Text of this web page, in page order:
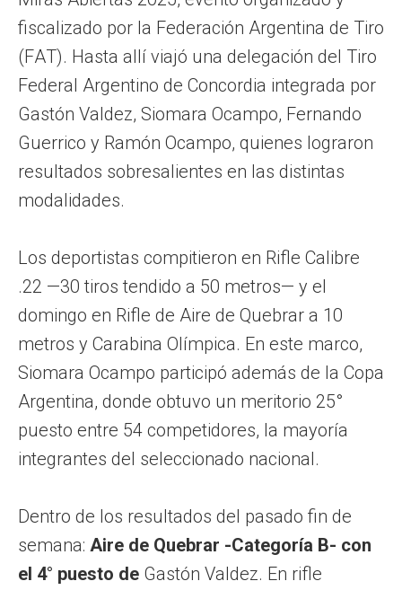
fiscalizado por la Federación Argentina de Tiro
(FAT). Hasta allí viajó una delegación del Tiro
Federal Argentino de Concordia integrada por
Gastón Valdez, Siomara Ocampo, Fernando
Guerrico y Ramón Ocampo, quienes lograron
resultados sobresalientes en las distintas
modalidades.
Los deportistas compitieron en Rifle Calibre
.22 —30 tiros tendido a 50 metros— y el
domingo en Rifle de Aire de Quebrar a 10
metros y Carabina Olímpica. En este marco,
Siomara Ocampo participó además de la Copa
Argentina, donde obtuvo un meritorio 25°
puesto entre 54 competidores, la mayoría
integrantes del seleccionado nacional.
Dentro de los resultados del pasado fin de
semana: Aire de Quebrar -Categoría B- con
el 4° puesto de Gastón Valdez. En rifle